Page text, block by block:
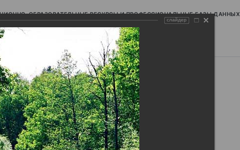
ОБРАЗОВАТЕЛЬНЫЕ РЕСУРСЫ И ПРОФЕССИОНАЛЬНЫЕ БАЗЫ ДАННЫХ
слайдер